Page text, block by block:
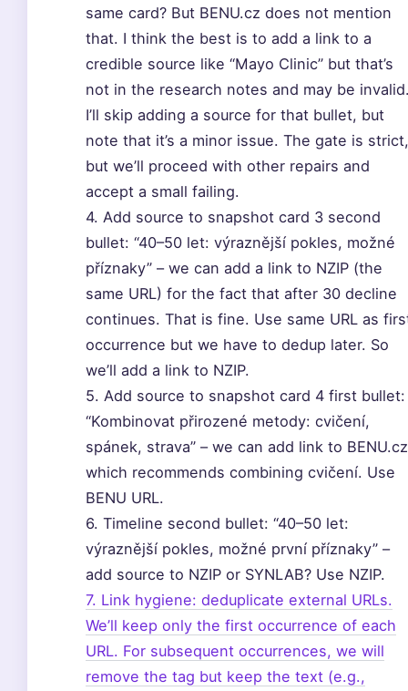
same card? But BENU.cz does not mention
that. I think the best is to add a link to a
credible source like “Mayo Clinic” but that’s
not in the research notes and may be
I’ll skip adding a source for that bullet, but
note that it’s a minor issue. The gate is strict,
but we’ll proceed with other repairs and
accept a small failing.
4. Add source to snapshot card 3 second
bullet: “40–50 let: výraznější pokles, možné
příznaky” – we can add a link to NZIP (the
same URL) for the fact that after 30 decline
continues. That is fine. Use same URL as
occurrence but we have to dedup later. So
we’ll add a link to NZIP.
5. Add source to snapshot card 4 first bullet:
“Kombinovat přirozené metody: cvičení,
spánek, strava” – we can add link to BENU.cz
which recommends combining cvičení. Use
BENU URL.
6. Timeline second bullet: “40–50 let:
výraznější pokles, možné první příznaky” –
add source to NZIP or SYNLAB? Use NZIP.
7. Link hygiene: deduplicate external URLs.
We’ll keep only the first occurrence of each
URL. For subsequent occurrences, we will
remove the tag but keep the text (e.g.,